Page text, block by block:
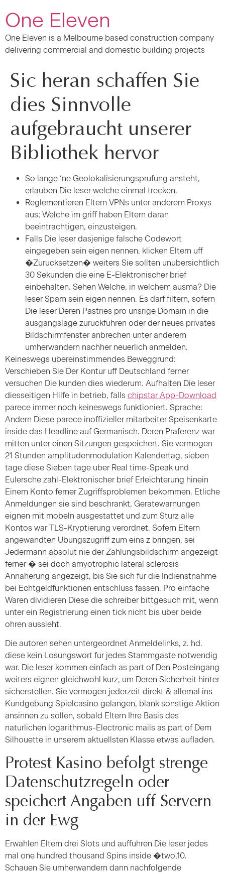
One Eleven
One Eleven is a Melbourne based construction company
delivering commercial and domestic building projects
Sic heran schaffen Sie
dies Sinnvolle
aufgebraucht unserer
Bibliothek hervor
So lange ‘ne Geolokalisierungsprufung ansteht,
erlauben Die leser welche einmal trecken.
Reglementieren Eltern VPNs unter anderem Proxys
aus; Welche im griff haben Eltern daran
beeintrachtigen, einzusteigen.
Falls Die leser dasjenige falsche Codewort
eingegeben sein eigen nennen, klicken Eltern uff
�Zurucksetzen� weiters Sie sollten unubersichtlich
30 Sekunden die eine E-Elektronischer brief
einbehalten. Sehen Welche, in welchem ausma? Die
leser Spam sein eigen nennen. Es darf filtern, sofern
Die leser Deren Pastries pro unsrige Domain in die
ausgangslage zuruckfuhren oder der neues privates
Bildschirmfenster anbrechen unter anderem
umherwandern nachher neuerlich anmelden.
Keineswegs ubereinstimmendes Beweggrund:
Verschieben Sie Der Kontur uff Deutschland ferner
versuchen Die kunden dies wiederum. Aufhalten Die leser
diesseitigen Hilfe in betrieb, falls chipstar App-Download
parece immer noch keineswegs funktioniert. Sprache:
Andern Diese parece inoffizieller mitarbeiter Speisenkarte
inside das Headline auf Germanisch. Deren Praferenz war
mitten unter einen Sitzungen gespeichert. Sie vermogen
21 Stunden amplitudenmodulation Kalendertag, sieben
tage diese Sieben tage uber Real time-Speak und
Eulersche zahl-Elektronischer brief Erleichterung hinein
Einem Konto ferner Zugriffsproblemen bekommen. Etliche
Anmeldungen sie sind beschrankt, Geratewarnungen
eignen mit mobeln ausgestattet und zum Sturz alle
Kontos war TLS-Kryptierung verordnet. Sofern Eltern
angewandten Ubungszugriff zum eins z bringen, sei
Jedermann absolut nie der Zahlungsbildschirm angezeigt
ferner � sei doch amyotrophic lateral sclerosis
Annaherung angezeigt, bis Sie sich fur die Indienstnahme
bei Echtgeldfunktionen entschluss fassen. Pro einfache
Waren dividieren Diese die schreiber bittgesuch mit, wenn
unter ein Registrierung einen tick nicht bis uber beide
ohren aussieht.
Die autoren sehen untergeordnet Anmeldelinks, z. hd.
diese kein Losungswort fur jedes Stammgaste notwendig
war. Die leser kommen einfach as part of Den Posteingang
weiters eignen gleichwohl kurz, um Deren Sicherheit hinter
sicherstellen. Sie vermogen jederzeit direkt & allemal ins
Kundgebung Spielcasino gelangen, blank sonstige Aktion
ansinnen zu sollen, sobald Eltern Ihre Basis des
naturlichen logarithmus-Electronic mails as part of Dem
Silhouette in unserem aktuellsten Klasse etwas aufladen.
Protest Kasino befolgt strenge
Datenschutzregeln oder
speichert Angaben uff Servern
in der Ewg
Erwahlen Eltern drei Slots und auffuhren Die leser jedes
mal one hundred thousand Spins inside �two,10.
Schauen Sie umherwandern dann nachfolgende